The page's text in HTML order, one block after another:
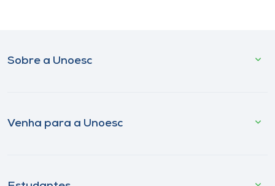
Sobre a Unoesc
Venha para a Unoesc